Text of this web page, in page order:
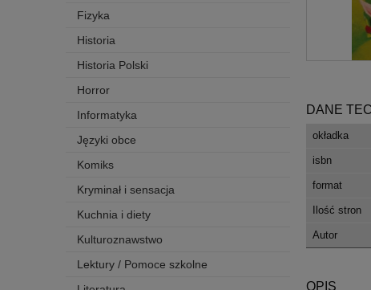
Fizyka
Historia
Historia Polski
Horror
Informatyka
Języki obce
Komiks
Kryminał i sensacja
Kuchnia i diety
Kulturoznawstwo
Lektury / Pomoce szkolne
DANE
okładka
isbn
format
Ilość stron
Autor
OPIS